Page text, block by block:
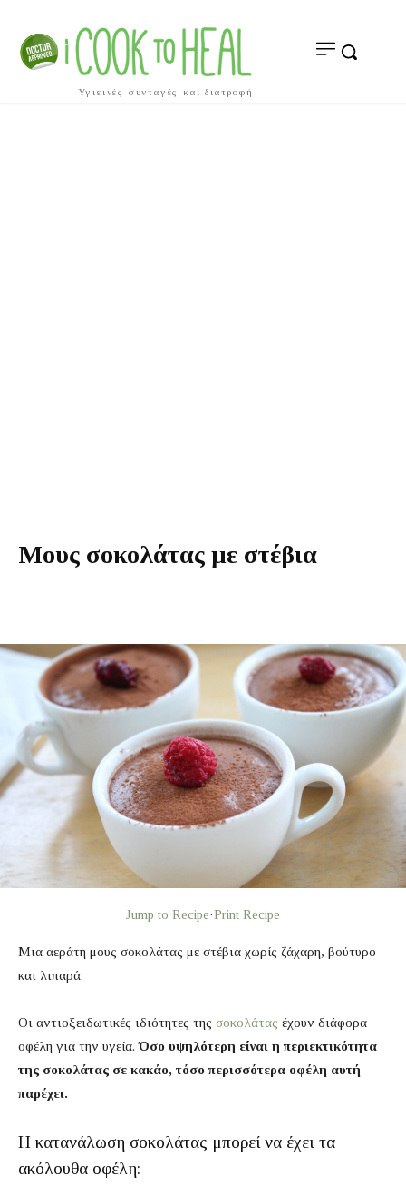
Υγιεινές συνταγές και διατροφή
Μους σοκολάτας με στέβια
Jump to Recipe·Print Recipe
Μια αεράτη μους σοκολάτας με στέβια χωρίς ζάχαρη, βούτυρο
και λιπαρά.
Οι αντιοξειδωτικές ιδιότητες της σοκολάτας έχουν διάφορα
οφέλη για την υγεία.Όσο υψηλότερη είναι η περιεκτικότητα
της σοκολάτας σε κακάο, τόσο περισσότερα οφέλη αυτή
παρέχει.
Η κατανάλωση σοκολάτας μπορεί να έχει τα
ακόλουθα οφέλη: